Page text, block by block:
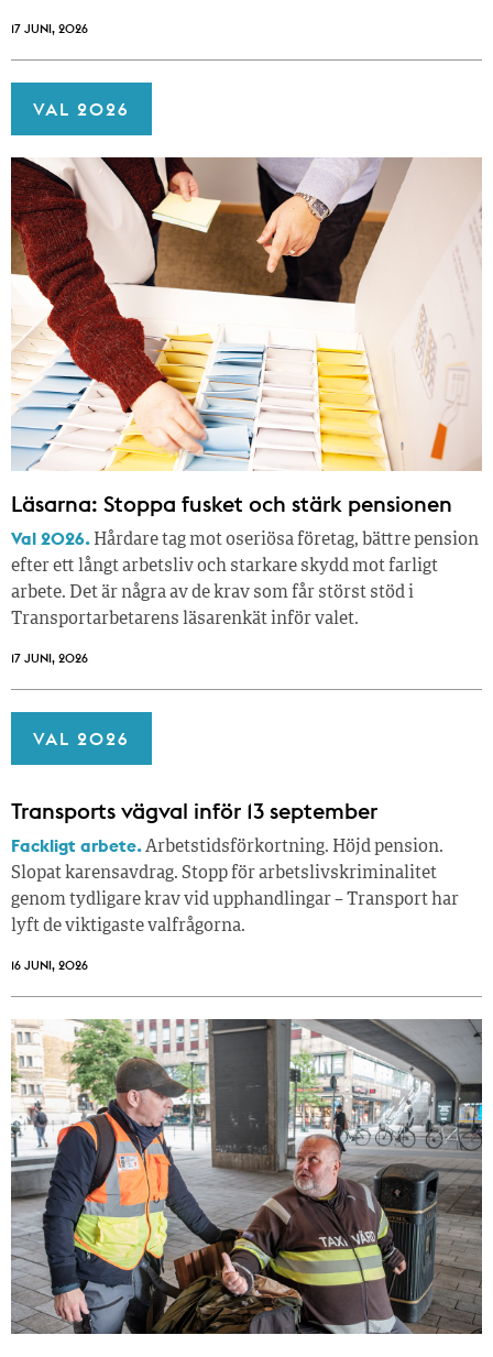
17 JUNI, 2026
VAL 2026
Läsarna: Stoppa fusket och stärk pensionen
Val 2026. Hårdare tag mot oseriösa företag, bättre pension
efter ett långt arbetsliv och starkare skydd mot farligt
arbete. Det är några av de krav som får störst stöd i
Transportarbetarens läsar­enkät inför valet.
17 JUNI, 2026
VAL 2026
Transports vägval inför 13 september
Fackligt arbete.Arbetstidsförkortning. Höjd pension.
Slopat karensavdrag. Stopp för arbetslivskriminalitet
genom tydligare krav vid upphandlingar – Transport har
lyft de viktigaste valfrågorna.
16 JUNI, 2026